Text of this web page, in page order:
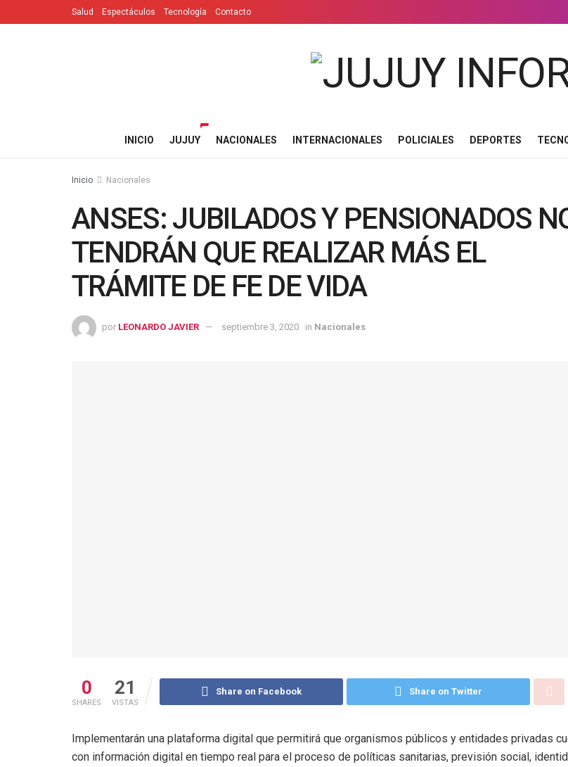
Salud Espectáculos Tecnología Contacto
INICIO JUJUY NACIONALES INTERNACIONALES POLICIALES DEPORTES
Inicio Nacionales
ANSES: JUBILADOS Y PENSIONADOS
TENDRÁN QUE REALIZAR MÁS EL
TRÁMITE DE FE DE VIDA
por LEONARDO JAVIER septiembre 3, 2020 in Nacionales
0
SHARES
21
VISTAS
Share on Facebook Share on Twitter
Implementarán una plataforma digital que permitirá que organismos públicos y entidades privadas
con información digital en tiempo real para el proceso de políticas sanitarias, previsión social,